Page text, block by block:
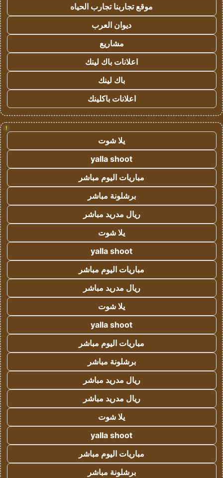
موقع تجاربنا تجارب الحياه
ديوان العرب
مشاريع
اعلانات باك لينك
باك لينك
اعلانات باكلينك
!
يلا شوت
yalla shoot
مباريات اليوم مباشر
برشلونة مباشر
ريال مدريد مباشر
يلا شوت
yalla shoot
مباريات اليوم مباشر
ريال مدريد مباشر
يلا شوت
yalla shoot
مباريات اليوم مباشر
برشلونة مباشر
ريال مدريد مباشر
ريال مدريد مباشر
يلا شوت
yalla shoot
مباريات اليوم مباشر
برشلونة مباشر